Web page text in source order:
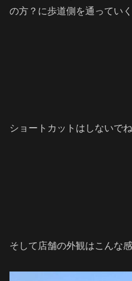
の方？に歩道側を通ってい
ショートカットはしないで
そして店舗の外観はこんな感